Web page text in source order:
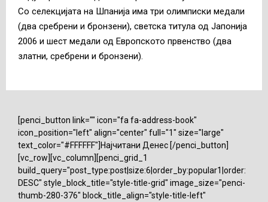
Со селекцијата на Шпанија има три олимписки медали
(два сребрени и бронзени), светска титула од Јапонија
2006 и шест медали од Европското првенство (два
златни, сребрени и бронзени).
[penci_button link="" icon="fa fa-address-book"
icon_position="left" align="center" full="1" size="large"
text_color="#FFFFFF"]Најчитани Денес [/penci_button]
[vc_row][vc_column][penci_grid_1
build_query="post_type:post|size:6|order_by:popular1|order:
DESC" style_block_title="style-title-grid" image_size="penci-
thumb-280-376" block_title_align="style-title-left"